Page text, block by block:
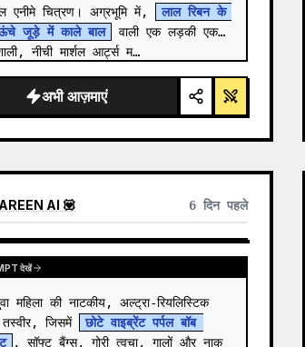
एनीमे चित्रण। अग्रभूमि में,
लाल रिबन के
जूड़े में काले बाल
वाली एक लड़की एक
नीची मार्शल आर्ट्स म…
अभी आज़माएं
AI 💟 6 दिन पहले
देखें
महिला की नाटकीय, अल्ट्रा-रियलिस्टिक
जिसमें
छोटे वाइब्रेंट पर्पल बॉब
, सॉफ्ट बैंग्स, गोरी त्वचा, गालों और नाक